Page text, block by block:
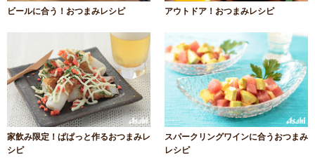
ビールに合う！おつまみレシピ アウトドア！おつまみレシピ
家飲み限定！ぱぱっと作るおつまみレ
シピ
スパークリングワインに合うおつまみ
レシピ